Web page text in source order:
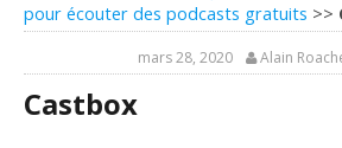
pour écouter des podcasts gratuits >>
mars 28, 2020 Alain
Castbox